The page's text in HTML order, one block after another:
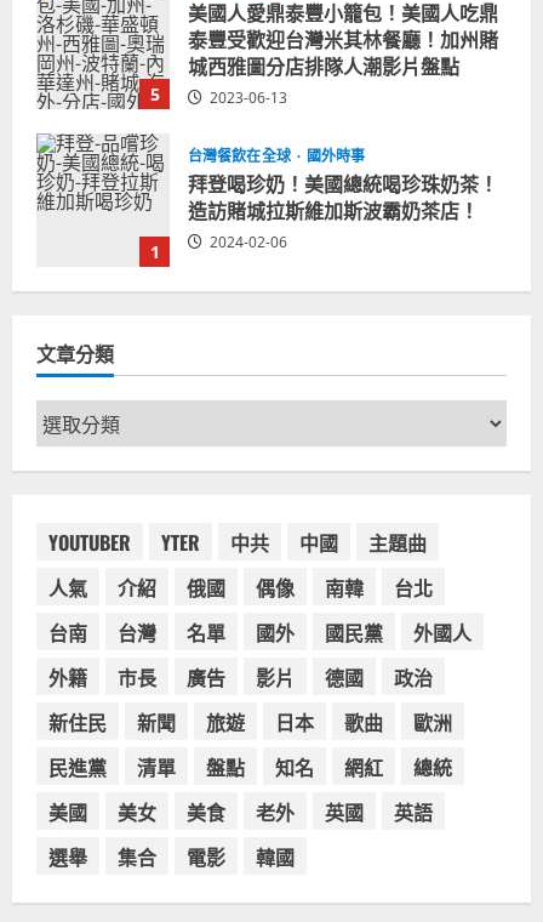
5
美國人愛鼎泰豐小籠包！美國人吃鼎
泰豐受歡迎台灣米其林餐廳！加州賭
城西雅圖分店排隊人潮影片盤點
2023-06-13
1
台灣餐飲在全球 國外時事
拜登喝珍奶！美國總統喝珍珠奶茶！
造訪賭城拉斯維加斯波霸奶茶店！
2024-02-06
2024-01-27
方影片！日出茶太CHATIME澳洲限定
2023-08-03
4
波蘭人愛喝珍奶！珍珠奶茶店在波蘭
受歡迎，波霸奶茶門市顧客大排長
龍，網紅宣傳華沙珍奶店人潮多
2023-07-15
台灣餐飲在全球
美國人愛鼎泰豐小籠包！美國人吃鼎
泰豐受歡迎台灣米其林餐廳！加州賭
城西雅圖分店排隊人潮影片盤點
文章分類
文
章
分
YOUTUBER YTER 中共 中國
主題曲
人氣
介紹 俄國 偶像 南韓
台北
台南
台灣 名單 國外 國民黨
外國人
外籍
市長 廣告 影片 德國
政治
新住民
新聞 旅遊 日本 歌曲
歐洲
民進黨
清單 盤點 知名 網紅
總統
美國
美女 美食 老外 英國
英語
選舉
集合 電影 韓國